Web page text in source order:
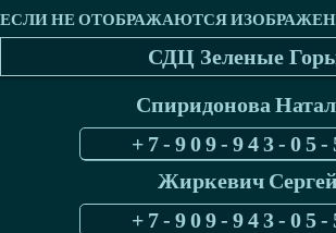
СДЦ Зеленые
Спиридонова
+7-909-943-05-
Жиркевич Сергей
+7-909-943-05-